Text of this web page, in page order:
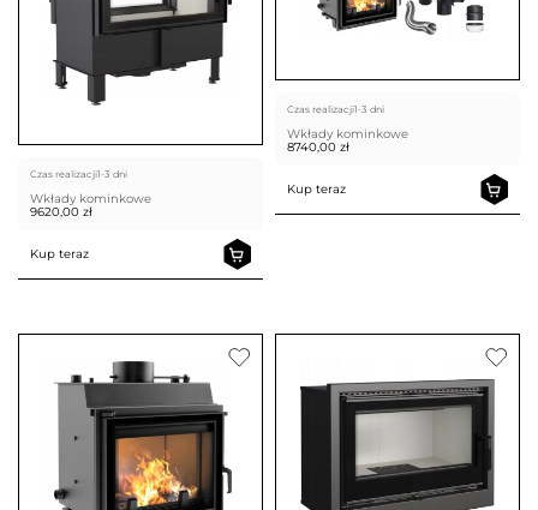
Czas realizacji1-3 dni
Wkłady kominkowe
9620,00 zł
Kup teraz
Czas realizacji1-3 dni
Wkłady kominkowe
8740,00 zł
Kup teraz